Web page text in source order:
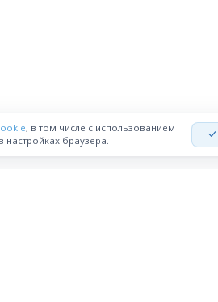
, в том числе с использованием
браузера.